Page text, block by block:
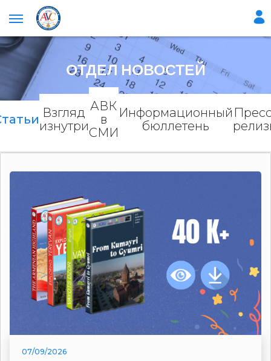
ОТДЕЛ НОВОСТЕЙ
Взгляд
изнутри
АВК
в
СМИ
Информационный
бюллетень
07/09/2026